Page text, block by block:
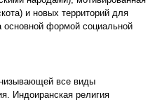
и новых территорий для
основной формой социальной
все виды
Индоиранская религия